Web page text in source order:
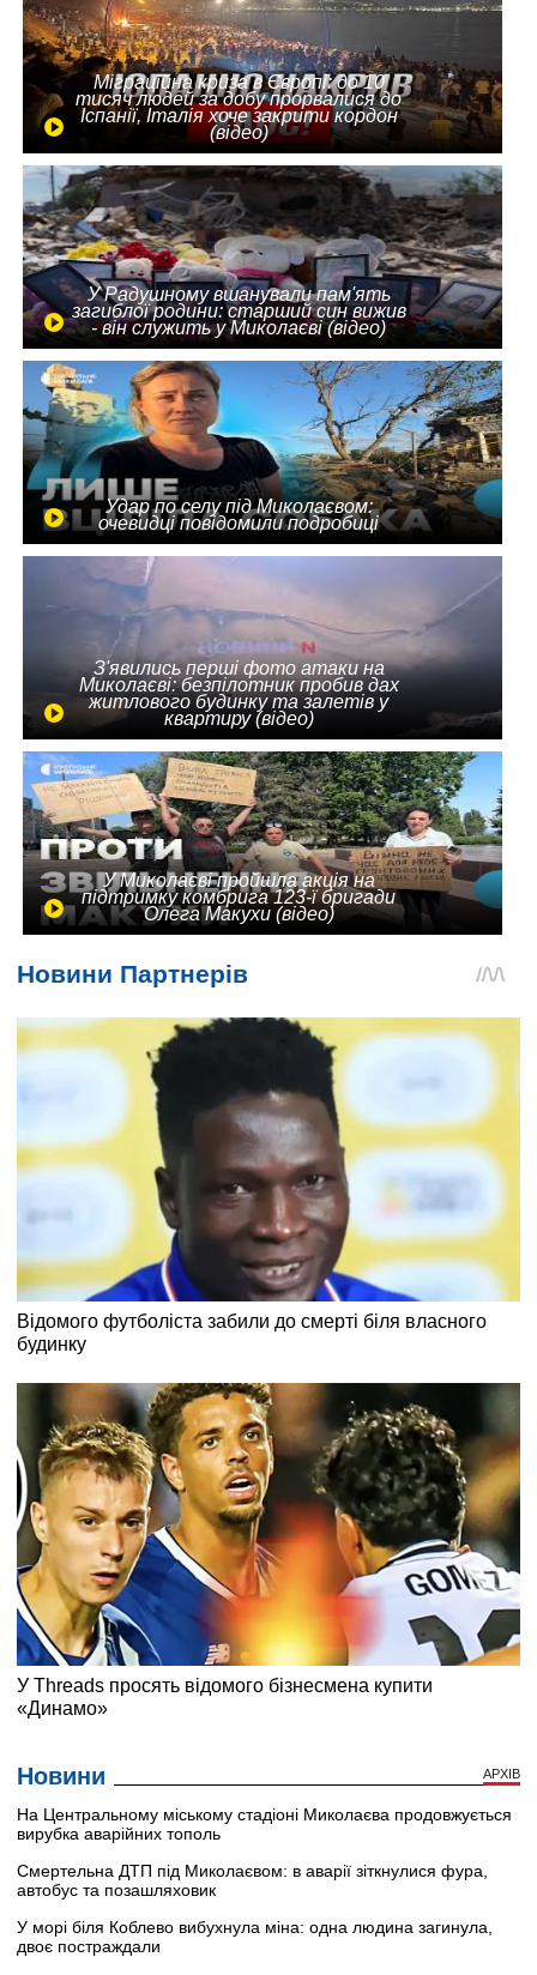
Міграційна криза в Європі: до 10
тисяч людей за добу прорвалися до
Іспанії, Італія хоче закрити кордон
(відео)
У Радушному вшанували пам'ять
загиблої родини: старший син вижив
- він служить у Миколаєві (відео)
Удар по селу під Миколаєвом:
очевидці повідомили подробиці
З'явились перші фото атаки на
Миколаєві: безпілотник пробив дах
житлового будинку та залетів у
квартиру (відео)
У Миколаєві пройшла акція на
підтримку комбрига 123-ї бригади
Олега Макухи (відео)
Новини АРХІВ
На Центральному міському стадіоні Миколаєва продовжується
вирубка аварійних тополь
Смертельна ДТП під Миколаєвом: в аварії зіткнулися фура,
автобус та позашляховик
У морі біля Коблево вибухнула міна: одна людина загинула,
двоє постраждали